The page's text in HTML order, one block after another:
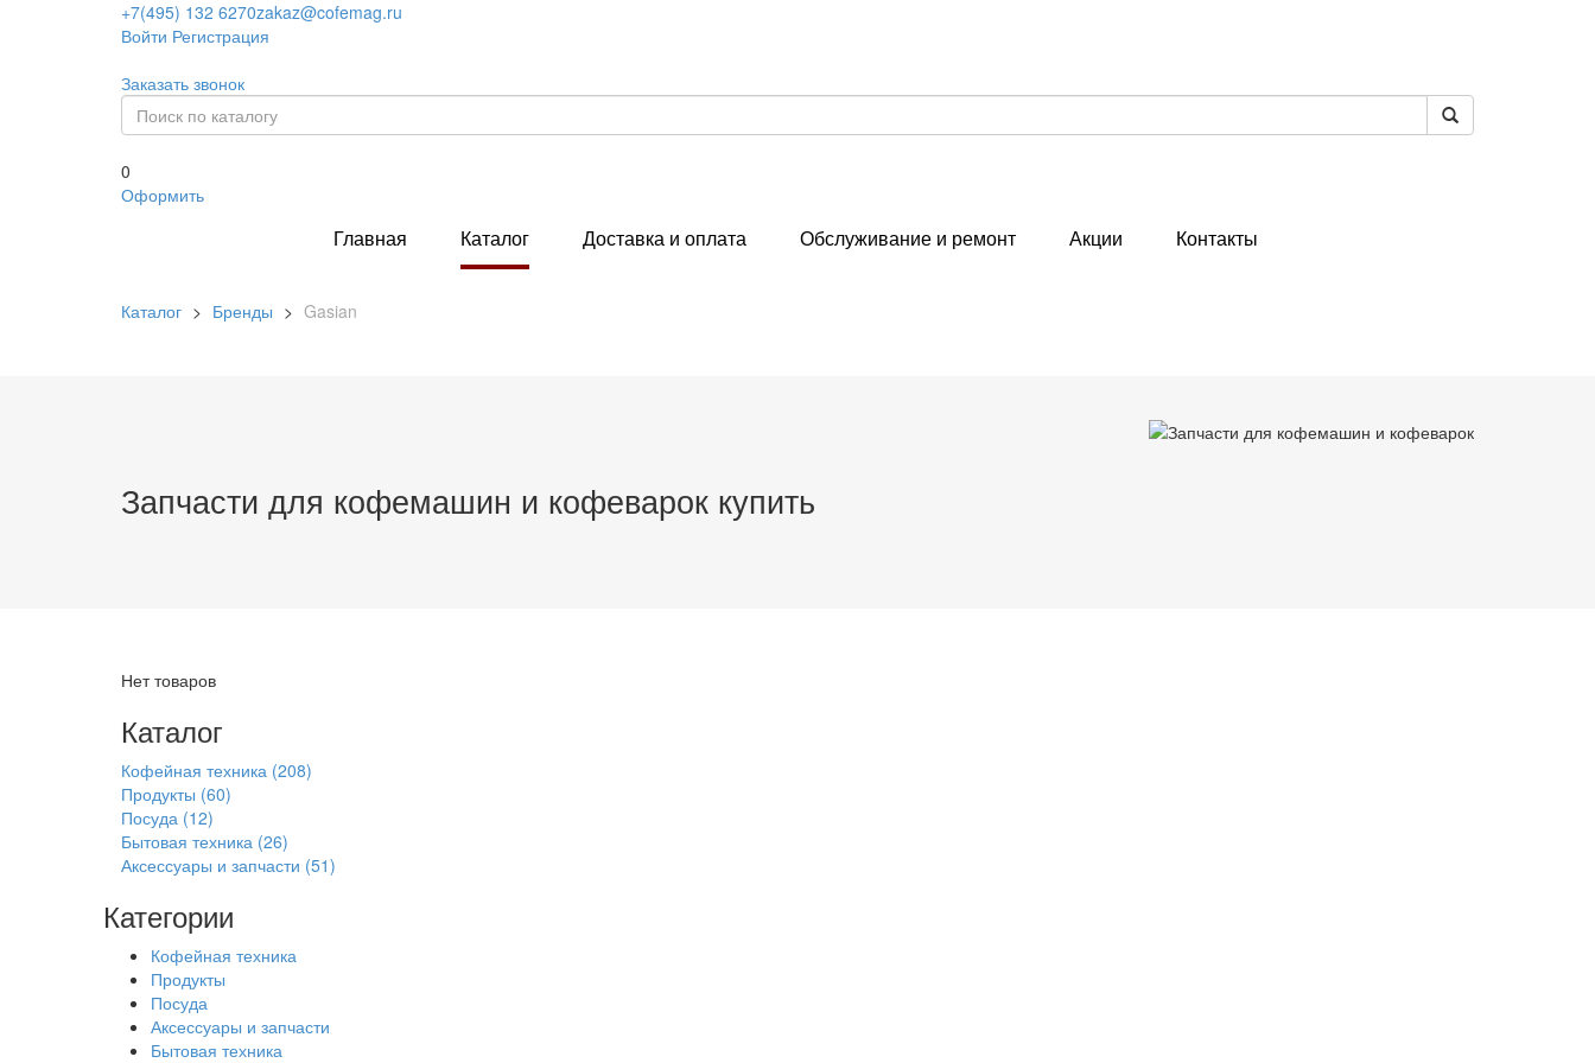
+7(495) 132 6270zakaz@cofemag.ru
Войти Регистрация
Заказать звонок
0
Оформить
Главная Каталог Доставка и оплата Обслуживание и ремонт Акции Контакты
Каталог > Бренды > Gasian
Запчасти для кофемашин и кофеварок купить
Нет товаров
Каталог
Кофейная техника (208)
Продукты (60)
Посуда (12)
Бытовая техника (26)
Аксессуары и запчасти (51)
Категории
Кофейная техника
Продукты
Посуда
Аксессуары и запчасти
Бытовая техника